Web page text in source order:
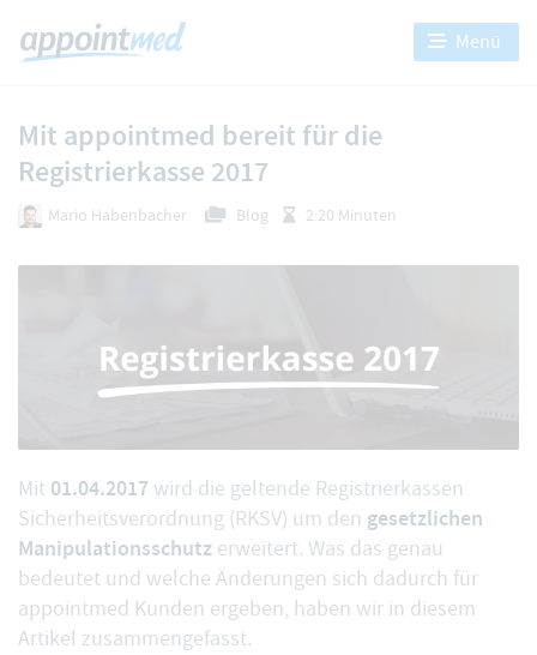
Menü
Mit appointmed bereit für die
Registrierkasse 2017
Mario Habenbacher Blog 2:20 Minuten
Mit 01.04.2017 wird die geltende Registrierkassen
Sicherheitsverordnung (RKSV) um den gesetzlichen
Manipulationsschutz erweitert. Was das genau
bedeutet und welche Änderungen sich dadurch für
appointmed Kunden ergeben, haben wir in diesem
Artikel zusammengefasst.